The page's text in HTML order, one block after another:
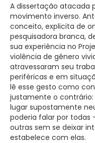
A dissertação atacada
movimento inverso.
conceito, explicita de
pesquisadora branca,
sua experiência no
violência de gênero
atravessaram seu
periféricas e em
lê esse gesto como
justamente o
lugar supostamente
poderia falar por todas
outras sem se deixar
estabelece com elas.